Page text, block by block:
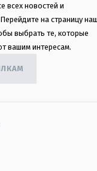
всех новостей и
на страницу
выбрать те, которые
вашим интересам.